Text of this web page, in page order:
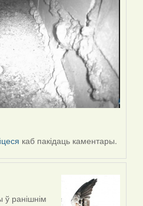
каб пакідаць каментары.
ў ранішнім